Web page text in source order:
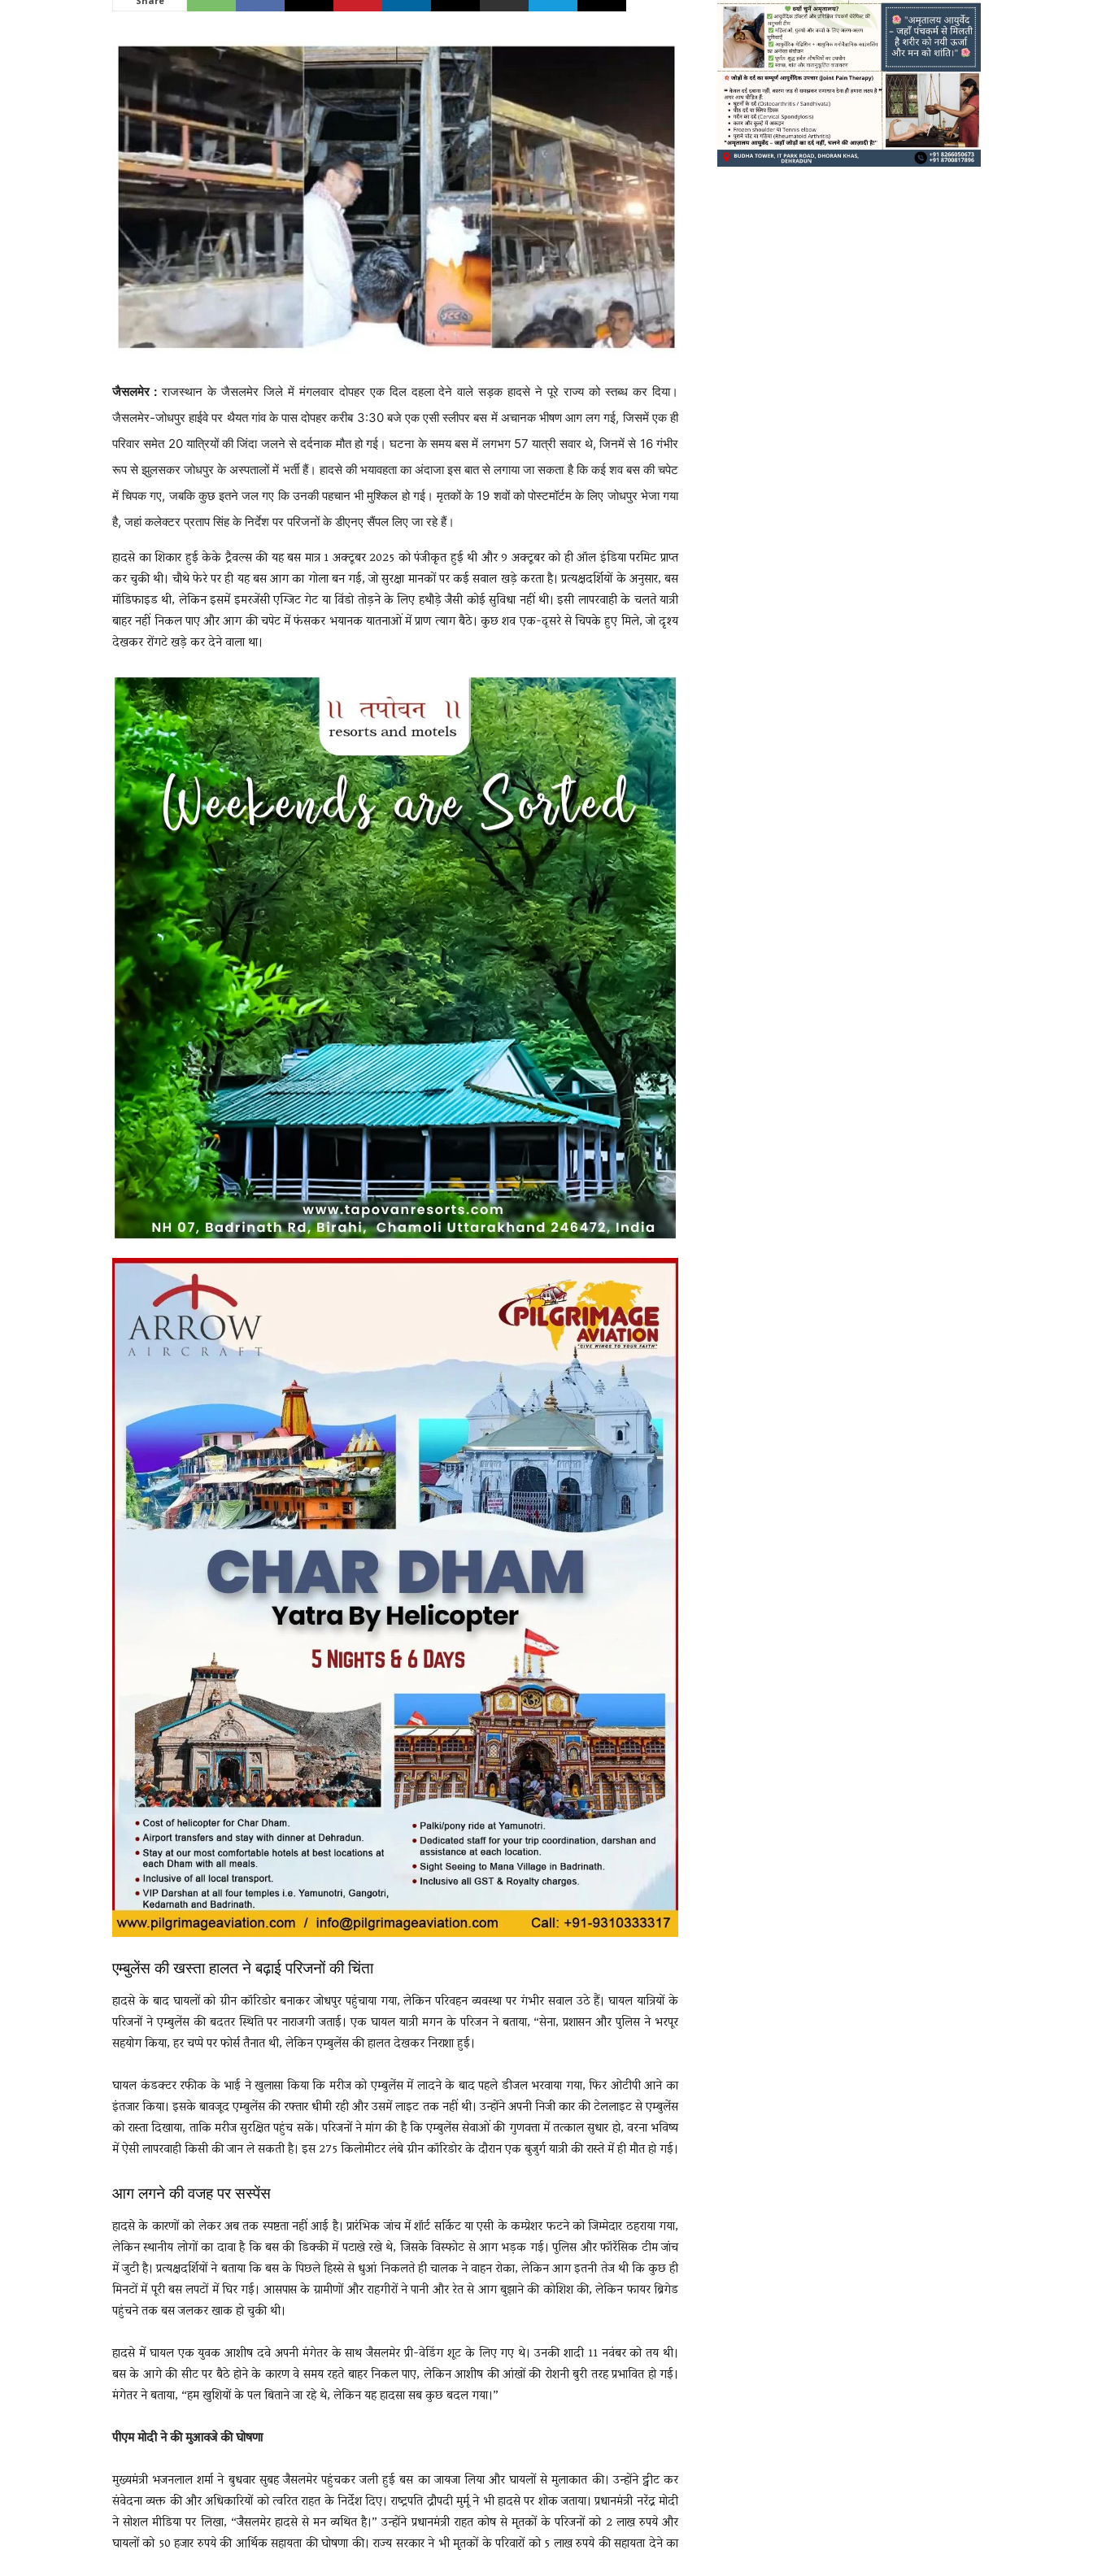
News
LIVE
जैसलमेर :राजस्थान के जैसलमेर जिले में मंगलवार दोपहर एक दिल दहला देने वाले सड़क हादसे ने पूरे राज्य को स्तब्ध कर दिया।
जैसलमेर-जोधपुर हाईवे पर थैयत गांव के पास दोपहर करीब 3:30 बजे एक एसी स्लीपर बस में अचानक भीषण आग लग गई, जिसमें एक ही
परिवार समेत 20 यात्रियों की जिंदा जलने से दर्दनाक मौत हो गई। घटना के समय बस में लगभग 57 यात्री सवार थे, जिनमें से 16 गंभीर
रूप से झुलसकर जोधपुर के अस्पतालों में भर्ती हैं। हादसे की भयावहता का अंदाजा इस बात से लगाया जा सकता है कि कई शव बस की चपेट
में चिपक गए, जबकि कुछ इतने जल गए कि उनकी पहचान भी मुश्किल हो गई। मृतकों के 19 शवों को पोस्टमॉर्टम के लिए जोधपुर भेजा गया
है, जहां कलेक्टर प्रताप सिंह के निर्देश पर परिजनों के डीएनए सैंपल लिए जा रहे हैं।
हादसे का शिकार हुई केके ट्रैवल्स की यह बस मात्र 1 अक्टूबर 2025 को पंजीकृत हुई थी और 9 अक्टूबर को ही ऑल इंडिया परमिट प्राप्त
कर चुकी थी। चौथे फेरे पर ही यह बस आग का गोला बन गई, जो सुरक्षा मानकों पर कई सवाल खड़े करता है। प्रत्यक्षदर्शियों के अनुसार, बस
मॉडिफाइड थी, लेकिन इसमें इमरजेंसी एग्जिट गेट या विंडो तोड़ने के लिए हथौड़े जैसी कोई सुविधा नहीं थी। इसी लापरवाही के चलते यात्री
बाहर नहीं निकल पाए और आग की चपेट में फंसकर भयानक यातनाओं में प्राण त्याग बैठे। कुछ शव एक-दूसरे से चिपके हुए मिले, जो दृश्य
देखकर रोंगटे खड़े कर देने वाला था।
एम्बुलेंस की खस्ता हालत ने बढ़ाई परिजनों की चिंता
हादसे के बाद घायलों को ग्रीन कॉरिडोर बनाकर जोधपुर पहुंचाया गया, लेकिन परिवहन व्यवस्था पर गंभीर सवाल उठे हैं। घायल यात्रियों के
परिजनों ने एम्बुलेंस की बदतर स्थिति पर नाराजगी जताई। एक घायल यात्री मगन के परिजन ने बताया, “सेना, प्रशासन और पुलिस ने भरपूर
सहयोग किया, हर चप्पे पर फोर्स तैनात थी, लेकिन एम्बुलेंस की हालत देखकर निराशा हुई।
घायल कंडक्टर रफीक के भाई ने खुलासा किया कि मरीज को एम्बुलेंस में लादने के बाद पहले डीजल भरवाया गया, फिर ओटीपी आने का
इंतजार किया। इसके बावजूद एम्बुलेंस की रफ्तार धीमी रही और उसमें लाइट तक नहीं थी। उन्होंने अपनी निजी कार की टेललाइट से एम्बुलेंस
को रास्ता दिखाया, ताकि मरीज सुरक्षित पहुंच सकें। परिजनों ने मांग की है कि एम्बुलेंस सेवाओं की गुणवत्ता में तत्काल सुधार हो, वरना भविष्य
में ऐसी लापरवाही किसी की जान ले सकती है। इस 275 किलोमीटर लंबे ग्रीन कॉरिडोर के दौरान एक बुजुर्ग यात्री की रास्ते में ही मौत हो गई।
आग लगने की वजह पर सस्पेंस
हादसे के कारणों को लेकर अब तक स्पष्टता नहीं आई है। प्रारंभिक जांच में शॉर्ट सर्किट या एसी के कम्प्रेशर फटने को जिम्मेदार ठहराया गया,
लेकिन स्थानीय लोगों का दावा है कि बस की डिक्की में पटाखे रखे थे, जिसके विस्फोट से आग भड़क गई। पुलिस और फॉरेंसिक टीम जांच
में जुटी है। प्रत्यक्षदर्शियों ने बताया कि बस के पिछले हिस्से से धुआं निकलते ही चालक ने वाहन रोका, लेकिन आग इतनी तेज थी कि कुछ ही
मिनटों में पूरी बस लपटों में घिर गई। आसपास के ग्रामीणों और राहगीरों ने पानी और रेत से आग बुझाने की कोशिश की, लेकिन फायर ब्रिगेड
पहुंचने तक बस जलकर खाक हो चुकी थी।
हादसे में घायल एक युवक आशीष दवे अपनी मंगेतर के साथ जैसलमेर प्री-वेडिंग शूट के लिए गए थे। उनकी शादी 11 नवंबर को तय थी।
बस के आगे की सीट पर बैठे होने के कारण वे समय रहते बाहर निकल पाए, लेकिन आशीष की आंखों की रोशनी बुरी तरह प्रभावित हो गई।
मंगेतर ने बताया, “हम खुशियों के पल बिताने जा रहे थे, लेकिन यह हादसा सब कुछ बदल गया।”
पीएम मोदी ने की मुआवजे की घोषणा
मुख्यमंत्री भजनलाल शर्मा ने बुधवार सुबह जैसलमेर पहुंचकर जली हुई बस का जायजा लिया और घायलों से मुलाकात की। उन्होंने ट्वीट कर
संवेदना व्यक्त की और अधिकारियों को त्वरित राहत के निर्देश दिए। राष्ट्रपति द्रौपदी मुर्मू ने भी हादसे पर शोक जताया। प्रधानमंत्री नरेंद्र मोदी
ने सोशल मीडिया पर लिखा, “जैसलमेर हादसे से मन व्यथित है।” उन्होंने प्रधानमंत्री राहत कोष से मृतकों के परिजनों को 2 लाख रुपये और
घायलों को 50 हजार रुपये की आर्थिक सहायता की घोषणा की। राज्य सरकार ने भी मृतकों के परिवारों को 5 लाख रुपये की सहायता देने का